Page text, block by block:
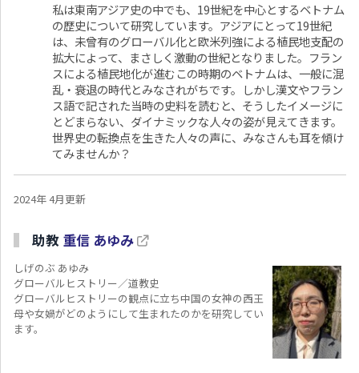
私は東南アジア史の中でも、19世紀を中心とするベトナム
の歴史について研究しています。アジアにとって19世紀
は、未曾有のグローバル化と欧米列強による植民地支配の
拡大によって、まさしく激動の世紀となりました。フラン
スによる植民地化が進むこの時期のベトナムは、一般に混
乱・衰退の時代とみなされがちです。しかし漢文やフラン
ス語で記された当時の史料を読むと、そうしたイメージに
とどまらない、ダイナミックな人々の姿が見えてきます。
世界史の転換点を生きた人々の声に、みなさんも耳を傾け
てみませんか？
2024年 4月更新
助教 重信 あゆみ
しげのぶ あゆみ
グローバルヒストリー／道教史
グローバルヒストリーの観点に立ち中国の女神の西王
母や女媧がどのようにして生まれたのかを研究してい
ます。